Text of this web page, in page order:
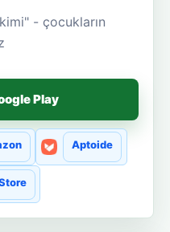
- çocukların
Play
Aptoide